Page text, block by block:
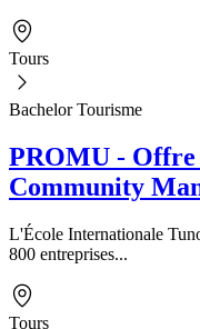
Tours
Bachelor Tourisme
PROMU - Offre
Community
L'École Internationale
800 entreprises...
Tours